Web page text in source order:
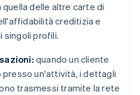
delle altre carte di
creditizia e
singoli profili.
quando un cliente
presso un'attività, i dettagli
trasmessi tramite la rete